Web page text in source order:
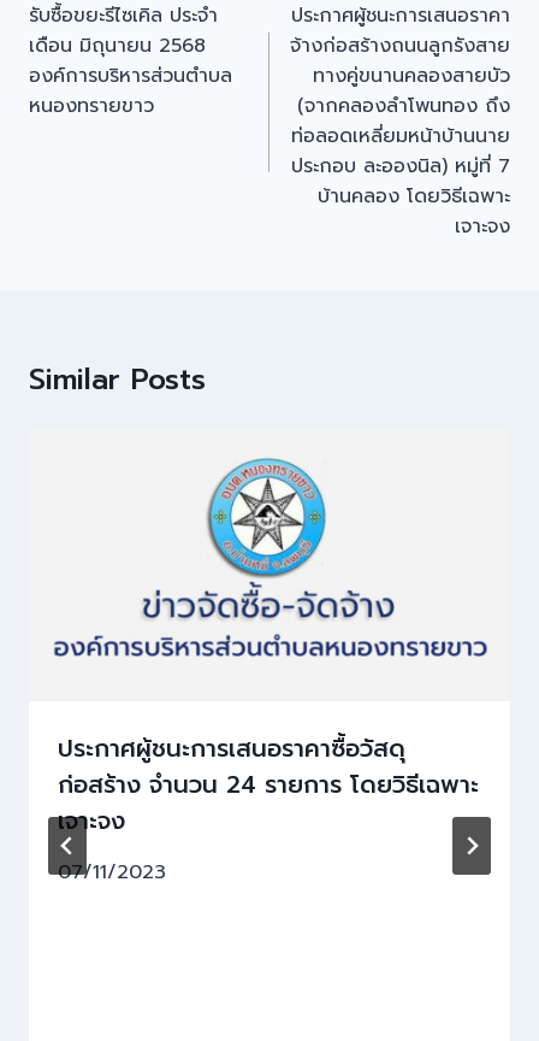
รับซื้อขยะรีไซเคิล ประจำ
เดือน มิถุนายน 2568
องค์การบริหารส่วนตำบล
หนองทรายขาว
ประกาศผู้ชนะการเสนอราคา
จ้างก่อสร้างถนนลูกรังสาย
ทางคู่ขนานคลองสายบัว
(จากคลองลำโพนทอง ถึง
ท่อลอดเหลี่ยมหน้าบ้านนาย
ประกอบ ละอองนิล) หมู่ที่ 7
บ้านคลอง โดยวิธีเฉพาะ
เจาะจง
Similar Posts
ประกาศผู้ชนะการเสนอราคาซื้อวัสดุ
ก่อสร้าง จำนวน 24 รายการ โดยวิธีเฉพาะ
เจาะจง
07/11/2023